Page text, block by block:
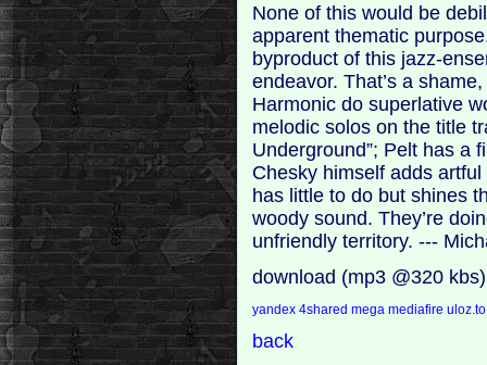
None of this would be
apparent thematic
byproduct of this jazz-
endeavor. That’s a
Harmonic do superlative
melodic solos on the title
Underground”; Pelt has a
Chesky himself adds artful
has little to do but shines
woody sound. They’re
unfriendly territory. ---
download (mp3 @320
yandex4sharedmegamediafire
back